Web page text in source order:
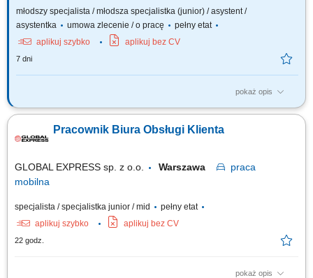
młodszy specjalista / młodsza specjalistka (junior) / asystent /
asystentka
umowa zlecenie / o pracę
pełny etat
aplikuj szybko
aplikuj bez CV
7 dni
pokaż opis
Codzienny kontakt z klientami francuskojęzycznymi – mailowy oraz
doradztwo produktowe). Przygotowywanie ofert handlowych i wizualizacji
dostosowanych do potrzeb klientów z rynku francuskojęzycznego.
Pracownik Biura Obsługi Klienta
GLOBAL EXPRESS sp. z o.o. Warszawa
praca
mobilna
specjalista / specjalistka junior / mid
pełny etat
aplikuj szybko
aplikuj bez CV
22 godz.
pokaż opis